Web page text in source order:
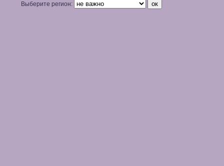
Выберите регион: